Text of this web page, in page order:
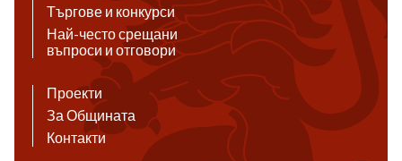
Търгове и конкурси
Най-често срещани
въпроси и отговори
Проекти
За Общината
Контакти